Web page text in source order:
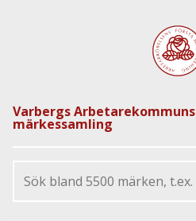
Varbergs Arbetarekommuns
märkessamling